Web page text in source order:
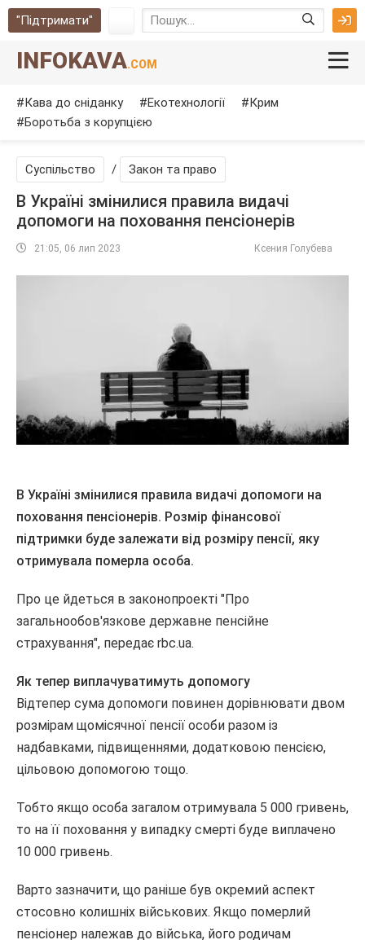
"Підтримати"
INFOKAVA.COM
Кава до сніданку Екотехнології
Крим
Боротьба з корупцією
Суспільство / Закон та право
В Україні змінилися правила видачі
допомоги на поховання пенсіонерів
21:05, 06 лип 2023 Ксения Голубева
В Україні змінилися правила видачі допомоги на
поховання пенсіонерів. Розмір фінансової
підтримки буде залежати від розміру пенсії, яку
отримувала померла особа.
Про це йдеться в законопроекті "Про
загальнообов'язкове державне пенсійне
страхування", передає rbc.ua.
Як тепер виплачуватимуть допомогу
Відтепер сума допомоги повинен дорівнювати двом
розмірам щомісячної пенсії особи разом із
надбавками, підвищеннями, додатковою пенсією,
цільовою допомогою тощо.
Тобто якщо особа загалом отримувала 5 000 гривень,
то на її поховання у випадку смерті буде виплачено
10 000 гривень.
Варто зазначити, що раніше був окремий аспект
стосовно колишніх військових. Якщо померлий
пенсіонер належав до війська, його родичам